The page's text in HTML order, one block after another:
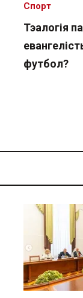
Тэалогія
футбол?
Спорт